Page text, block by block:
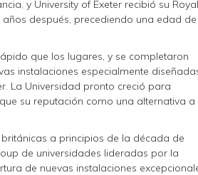
y University of Exeter recibió su Royal
después, precediendo una edad de
que los lugares, y se completaron
instalaciones especialmente
La Universidad pronto creció para
su reputación como una alternativa a
a principios de la década de
de universidades lideradas por la
de nuevas instalaciones